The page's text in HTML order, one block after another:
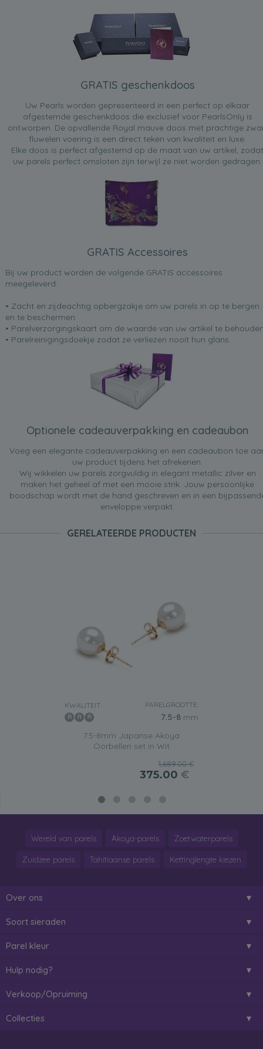
GRATIS geschenkdoos
Uw Pearls worden gepresenteerd in een perfect op elkaar
afgestemde geschenkdoos die exclusief voor PearlsOnly is
ontworpen. De opvallende Royal mauve doos met prachtige
fluwelen voering is een direct teken van kwaliteit en luxe.
Elke doos is perfect afgestemd op de maat van uw artikel, zodat
uw parels perfect omsloten zijn terwijl ze niet worden gedragen.
GRATIS Accessoires
Bij uw product worden de volgende GRATIS accessoires
meegeleverd:
• Zacht en zijdeachtig opbergzakje om uw parels in op te bergen
en te beschermen
• Parelverzorgingskaart om de waarde van uw artikel te
• Parelreinigingsdoekje zodat ze verliezen nooit hun glans.
Optionele cadeauverpakking en cadeaubon
Voeg een elegante cadeauverpakking en een cadeaubon toe
uw product tijdens het afrekenen.
Wij wikkelen uw parels zorgvuldig in elegant metallic zilver en
maken het geheel af met een mooie strik. Jouw persoonlijke
boodschap wordt met de hand geschreven en in een
enveloppe verpakt.
GERELATEERDE PRODUCTEN
KWALITEIT: PARELGROOTTE:
7.5-8 mm
7.5-8mm Japanse Akoya
Oorbellen set in Wit
1,689.00 €
375.00 €
Wereld van parels Akoya-parels Zoetwaterparels
Zuidzee parels Tahitiaanse parels Kettinglengte kiezen
Over ons
Soort sieraden
Parel kleur
Hulp nodig?
Verkoop/Opruiming
Collecties